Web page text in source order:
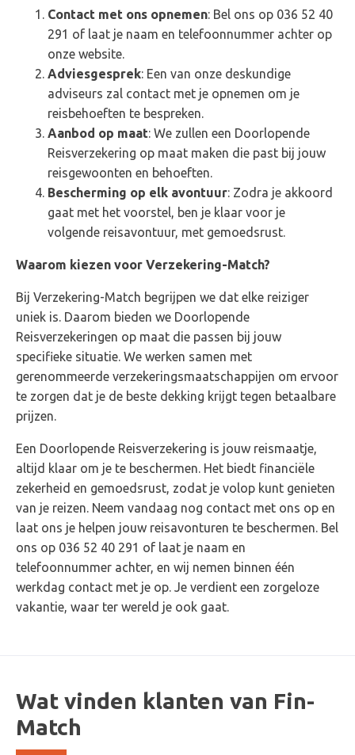
Contact met ons opnemen: Bel ons op 036 52 40
291 of laat je naam en telefoonnummer achter op
onze website.
Adviesgesprek: Een van onze deskundige
adviseurs zal contact met je opnemen om je
reisbehoeften te bespreken.
Aanbod op maat: We zullen een Doorlopende
Reisverzekering op maat maken die past bij jouw
reisgewoonten en behoeften.
Bescherming op elk avontuur: Zodra je akkoord
gaat met het voorstel, ben je klaar voor je
volgende reisavontuur, met gemoedsrust.
Waarom kiezen voor Verzekering-Match?
Bij Verzekering-Match begrijpen we dat elke reiziger
uniek is. Daarom bieden we Doorlopende
Reisverzekeringen op maat die passen bij jouw
specifieke situatie. We werken samen met
gerenommeerde verzekeringsmaatschappijen om ervoor
te zorgen dat je de beste dekking krijgt tegen betaalbare
prijzen.
Een Doorlopende Reisverzekering is jouw reismaatje,
altijd klaar om je te beschermen. Het biedt financiële
zekerheid en gemoedsrust, zodat je volop kunt genieten
van je reizen. Neem vandaag nog contact met ons op en
laat ons je helpen jouw reisavonturen te beschermen. Bel
ons op 036 52 40 291 of laat je naam en
telefoonnummer achter, en wij nemen binnen één
werkdag contact met je op. Je verdient een zorgeloze
vakantie, waar ter wereld je ook gaat.
Wat vinden klanten van Fin-
Match